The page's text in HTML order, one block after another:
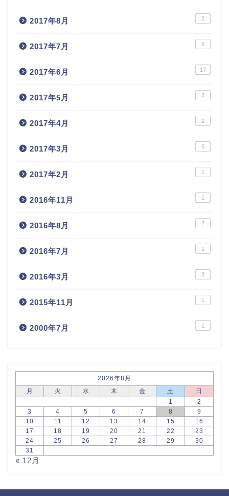
2017年8月 2
2017年7月 6
2017年6月 17
2017年5月 3
2017年4月 2
2017年3月 6
2017年2月 1
2016年11月 1
2016年8月 2
2016年7月 1
2016年3月 3
2015年11月 1
2000年7月 1
2026年8月
月
火 水 木 金 土
日
1
2
3
4 5 6 7 8
9
10
11 12 13 14 15
16
17
18 19 20 21 22
23
24
25 26 27 28 29
30
31
« 12月